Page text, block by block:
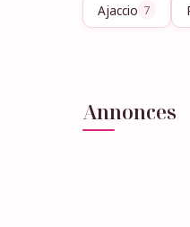
Ajaccio 7
Annonces